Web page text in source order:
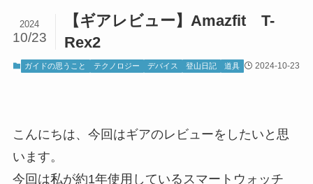
【ギアレビュー】Amazfit T-
Rex2
2024
10/23
ガイドの思うこと テクノロジー デバイス 登山日記 道具 2024-10-23
こんにちは、今回はギアのレビューをしたいと思
います。
今回は私が約1年使用しているスマートウォッチ